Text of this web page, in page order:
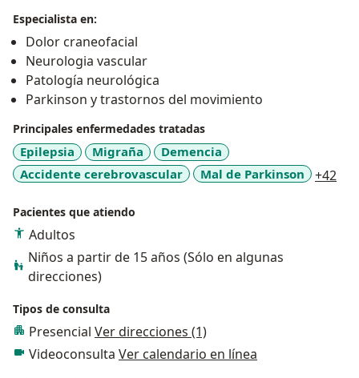
Especialista en:
Dolor craneofacial
Neurologia vascular
Patología neurológica
Parkinson y trastornos del movimiento
Principales enfermedades tratadas
Epilepsia Migraña
Demencia
Accidente cerebrovascular
Mal de Parkinson +42
Pacientes que atiendo
Adultos
Niños a partir de 15 años (Sólo en algunas
direcciones)
Tipos de consulta
Presencial Ver direcciones (1)
Videoconsulta Ver calendario en línea